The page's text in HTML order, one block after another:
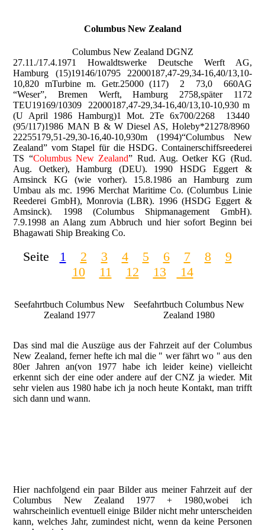
Columbus New Zealand
Columbus New Zealand DGNZ
27.11./17.4.1971 Howaldtswerke Deutsche Werft AG,
Hamburg (15)19146/10795 22000187,47-29,34-16,40/13,10-
10,820 mTurbine m. Getr.25000 (117) 2 73,0 660AG
“Weser”, Bremen Werft, Hamburg 2758,später 1172
TEU19169/10309 22000187,47-29,34-16,40/13,10-10,930 m
(U April 1986 Hamburg)1 Mot. 2Te 6x700/2268 13440
(95/117)1986 MAN B & W Diesel AS, Holeby*21278/8960
22255179,51-29,30-16,40-10,930m (1994)“Columbus New
Zealand” vom Stapel für die HSDG. Containerschiffsreederei
TS “Columbus New Zealand” Rud. Aug. Oetker KG (Rud.
Aug. Oetker), Hamburg (DEU). 1990 HSDG Eggert &
Amsinck KG (wie vorher). 15.8.1986 an Hamburg zum
Umbau als mc. 1996 Merchat Maritime Co. (Columbus Linie
Reederei GmbH), Monrovia (LBR). 1996 (HSDG Eggert &
Amsinck). 1998 (Columbus Shipmanagement GmbH).
7.9.1998 an Alang zum Abbruch und hier sofort Beginn bei
Bhagawati Ship Breaking Co.
Seite 1 2 3 4 5 6 7 8
9
10
11 12 13 14
Seefahrtbuch Columbus New
Zealand 1977
Seefahrtbuch Columbus New
Zealand 1980
Das sind mal die Auszüge aus der Fahrzeit auf der Columbus
New Zealand, ferner hefte ich mal die " wer fährt wo " aus den
80er Jahren an(von 1977 habe ich leider keine) vielleicht
erkennt sich der eine oder andere auf der CNZ ja wieder. Mit
sehr vielen aus 1980 habe ich ja noch heute Kontakt, man trifft
sich dann und wann.
Hier nachfolgend ein paar Bilder aus meiner Fahrzeit auf der
Columbus New Zealand 1977 + 1980,wobei ich
wahrscheinlich eventuell einige Bilder nicht mehr unterscheiden
kann, welches Jahr, zumindest nicht, wenn da keine Personen